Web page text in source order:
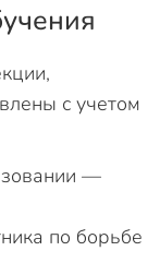
с учетом
—
по борьбе